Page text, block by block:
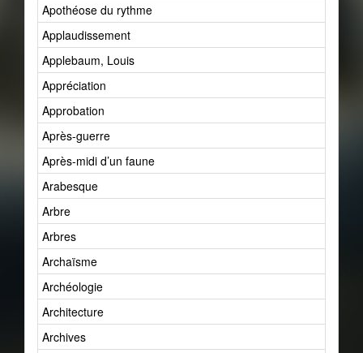
Apothéose du rythme
Applaudissement
Applebaum, Louis
Appréciation
Approbation
Après-guerre
Après-midi d’un faune
Arabesque
Arbre
Arbres
Archaïsme
Archéologie
Architecture
Archives